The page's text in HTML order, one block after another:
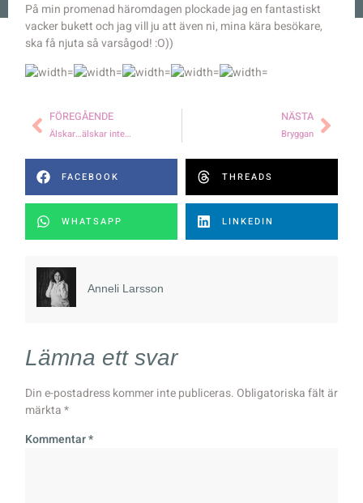
På min promenad häromdagen plockade jag en fantastiskt
vacker bukett och jag vill ju att även ni, mina kära besökare,
ska få njuta så varsågod! :O))
FÖREGÅENDE
Älskar…älskar inte…
NÄSTA
Bryggan
FACEBOOK THREADS
WHATSAPP LINKEDIN
Anneli Larsson
Lämna ett svar
Din e-postadress kommer inte publiceras. Obligatoriska fält är
märkta*
Kommentar*